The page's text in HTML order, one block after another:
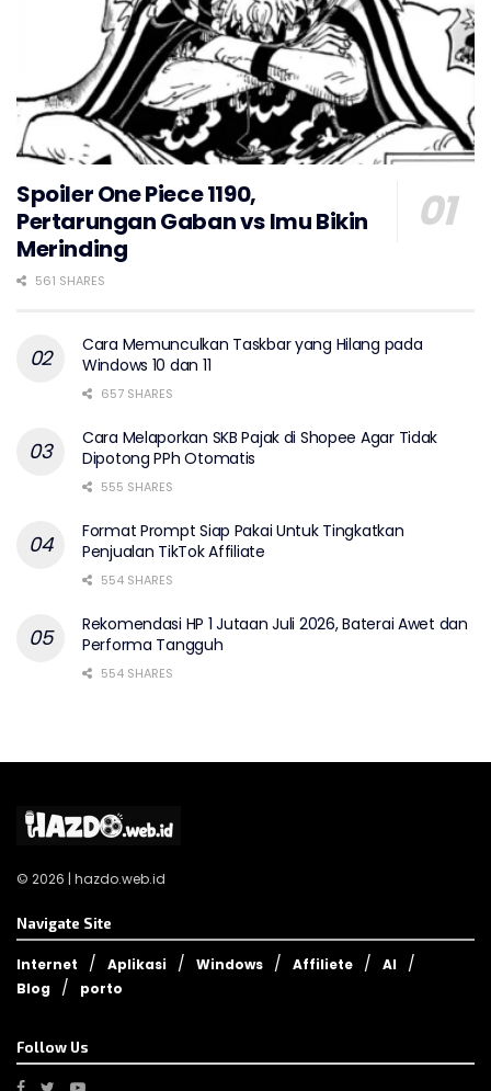
Spoiler One Piece 1190,
Pertarungan Gaban vs Imu Bikin
Merinding
561 SHARES
Cara Memunculkan Taskbar yang Hilang pada
Windows 10 dan 11
657 SHARES
Cara Melaporkan SKB Pajak di Shopee Agar Tidak
Dipotong PPh Otomatis
555 SHARES
Format Prompt Siap Pakai Untuk Tingkatkan
Penjualan TikTok Affiliate
554 SHARES
Rekomendasi HP 1 Jutaan Juli 2026, Baterai Awet dan
Performa Tangguh
554 SHARES
© 2026 | hazdo.web.id
Navigate Site
Internet Aplikasi Windows Affiliete
AI
Blog
porto
Follow Us